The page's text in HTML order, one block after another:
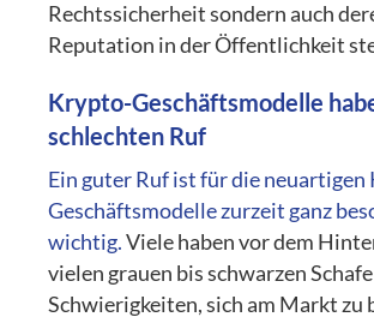
Rechtssicherheit sondern auch
Reputation in der Öffentlichkeit
Krypto-Geschäftsmodelle
schlechten Ruf
Ein guter Ruf ist für die
Geschäftsmodelle zurzeit ganz
wichtig.Viele haben vor dem
vielen grauen bis schwarzen Schafe
Schwierigkeiten, sich am Markt zu